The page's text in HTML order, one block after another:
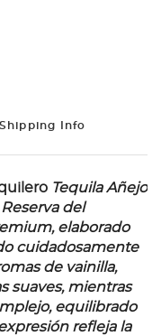
Shipping Info
Tequila Añejo
del
elaborado
cuidadosamente
de vainilla,
suaves, mientras
equilibrado
refleja la